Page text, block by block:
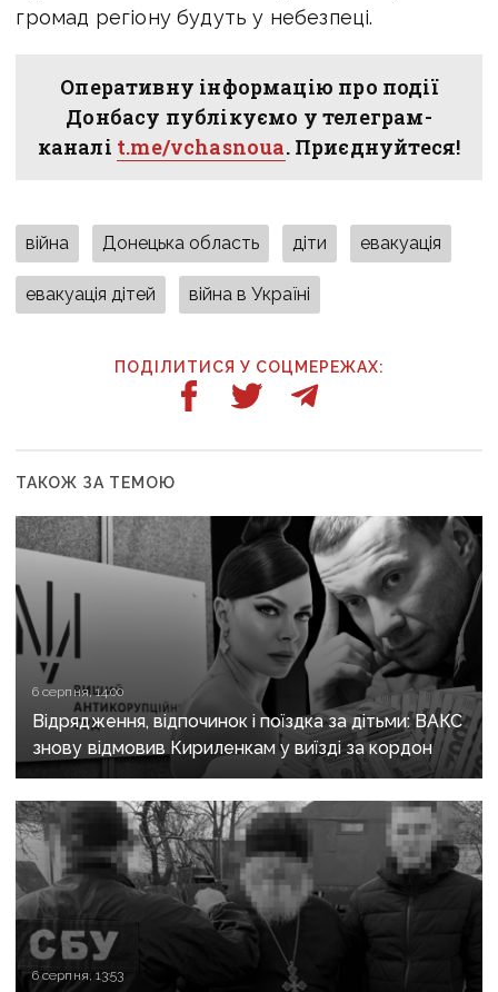
громад регіону будуть у небезпеці.
Оперативну інформацію про події
Донбасу публікуємо у телеграм-
каналі t.me/vchasnoua. Приєднуйтеся!
війна Донецька область діти евакуація
евакуація дітей війна в Україні
ПОДІЛИТИСЯ У СОЦМЕРЕЖАХ:
ТАКОЖ ЗА ТЕМОЮ
6 серпня, 14:00
Відрядження, відпочинок і поїздка за дітьми: ВАКС
знову відмовив Кириленкам у виїзді за кордон
6 серпня, 13:53